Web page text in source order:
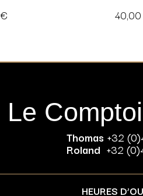
€ 40,00
Le
Thomas +32
Roland +32
HEURES